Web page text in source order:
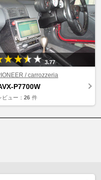
3.77
/ carrozzeria
P7700W
ビュー： 26 件